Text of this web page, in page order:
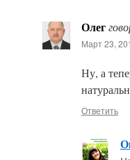
Олег
Март 23,
Ну, а
Ответить